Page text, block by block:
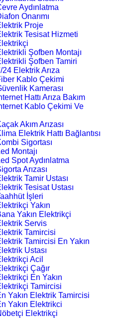
Aydınlatma
Onarımı
Proje
Tesisat Hizmeti
Şofben Montajı
Şofben Tamiri
Elektrik Arıza
Kablo Çekimi
Kamerası
Hattı Arıza Bakım
Kablo Çekimi Ve
Akım Arızası
Elektrik Hattı Bağlantısı
Sigortası
Montajı
Spot Aydınlatma
Arızası
Tamir Ustası
Tesisat Ustası
İşleri
Yakın
Yakın Elektrikçi
Servis
Tamircisi
Tamircisi En Yakın
Ustası
Acil
Çağır
En Yakın
Tamircisi
Yakın Elektrik Tamircisi
Yakın Elektrikci
Elektrikçi